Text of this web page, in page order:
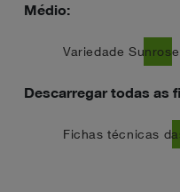
Médio:
Variedade
Descarregar todas as
Fichas técnicas